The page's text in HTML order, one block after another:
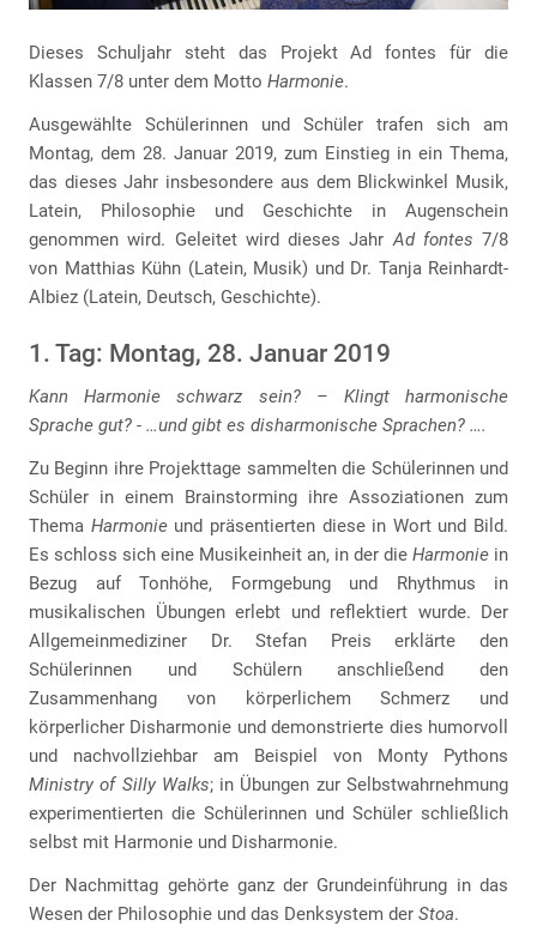
Dieses Schuljahr steht das Projekt Ad fontes für die
Klassen 7/8 unter dem Motto Harmonie.
Ausgewählte Schülerinnen und Schüler trafen sich am
Montag, dem 28. Januar 2019, zum Einstieg in ein Thema,
das dieses Jahr insbesondere aus dem Blickwinkel Musik,
Latein, Philosophie und Geschichte in Augenschein
genommen wird. Geleitet wird dieses JahrAd fontes 7/8
von Matthias Kühn (Latein, Musik) und Dr. Tanja Reinhardt-
Albiez (Latein, Deutsch, Geschichte).
1. Tag: Montag, 28. Januar 2019
Kann Harmonie schwarz sein? – Klingt harmonische
Sprache gut? - …und gibt es disharmonische Sprachen? ….
Zu Beginn ihre Projekttage sammelten die Schülerinnen und
Schüler in einem Brainstorming ihre Assoziationen zum
Thema Harmonieund präsentierten diese in Wort und Bild.
Es schloss sich eine Musikeinheit an, in der die Harmonie in
Bezug auf Tonhöhe, Formgebung und Rhythmus in
musikalischen Übungen erlebt und reflektiert wurde. Der
Allgemeinmediziner Dr. Stefan Preis erklärte den
Schülerinnen und Schülern anschließend den
Zusammenhang von körperlichem Schmerz und
körperlicher Disharmonie und demonstrierte dies humorvoll
und nachvollziehbar am Beispiel von Monty Pythons
Ministry of Silly Walks; in Übungen zur Selbstwahrnehmung
experimentierten die Schülerinnen und Schüler schließlich
selbst mit Harmonie und Disharmonie.
Der Nachmittag gehörte ganz der Grundeinführung in das
Wesen der Philosophie und das Denksystem der Stoa.